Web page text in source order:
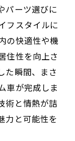
パーツ選びに
フスタイルに
の快適性や機
住性を向上さ
た瞬間、まさ
車が完成しま
術と情熱が詰
力と可能性を